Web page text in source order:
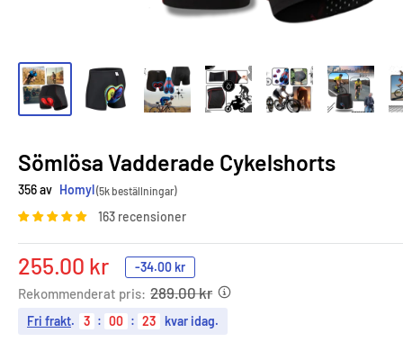
Sömlösa Vadderade Cykelshorts
356 av Homyl(5k beställningar)
163 recensioner
Sale
price
255.00 kr -34.00 kr
Rekommenderat pris: 289.00 kr
Fri frakt. 3 : 00 : 21 kvar idag.